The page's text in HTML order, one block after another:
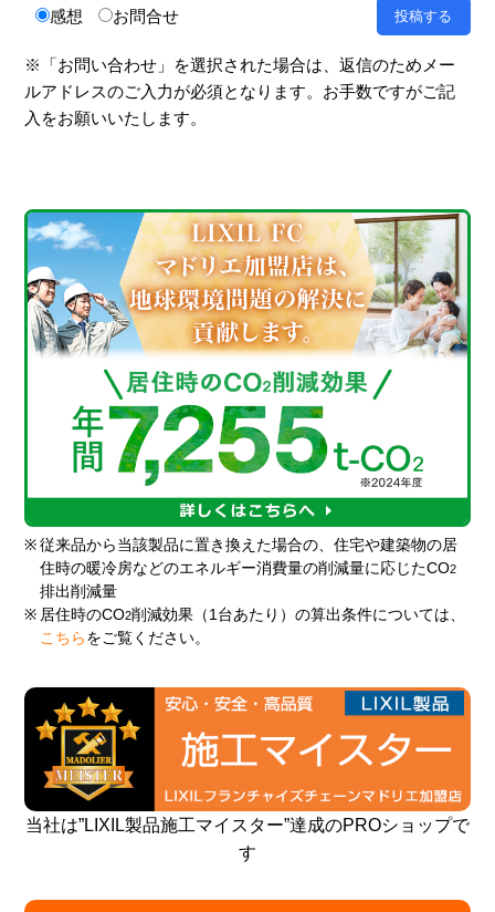
感想 お問合せ
※「お問い合わせ」を選択された場合は、返信のためメー
ルアドレスのご入力が必須となります。お手数ですがご記
入をお願いいたします。
※ 従来品から当該製品に置き換えた場合の、住宅や建築物の居
住時の暖冷房などのエネルギー消費量の削減量に応じたCO2
排出削減量
※ 居住時のCO2削減効果（1台あたり）の算出条件については、
こちら をご覧ください。
当社は”LIXIL製品施工マイスター”達成のPROショップで
す